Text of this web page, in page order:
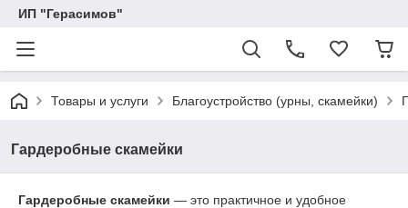
ИП "Герасимов"
Товары и услуги Благоустройство (урны, скамейки)
Гардеробные скамейки
Гардеробные скамейки — это практичное и удобное